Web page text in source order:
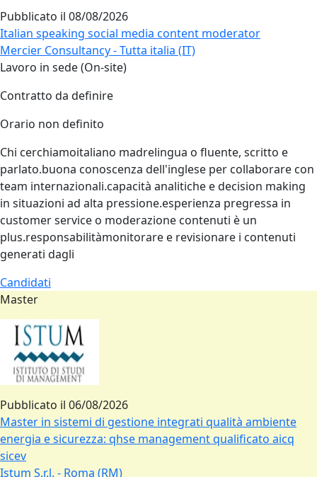
Pubblicato il 08/08/2026
Italian speaking social media content moderator
Mercier Consultancy - Tutta italia (IT)
Lavoro in sede (On-site)
Contratto da definire
Orario non definito
Chi cerchiamoitaliano madrelingua o fluente, scritto e
parlato.buona conoscenza dell'inglese per collaborare con
team internazionali.capacità analitiche e decision making
in situazioni ad alta pressione.esperienza pregressa in
customer service o moderazione contenuti è un
plus.responsabilitàmonitorare e revisionare i contenuti
generati dagli
Candidati
Master
Pubblicato il 06/08/2026
Master in sistemi di gestione integrati qualità ambiente
energia e sicurezza: qhse management qualificato aicq
sicev
Istum S.r.l. - Roma (RM)